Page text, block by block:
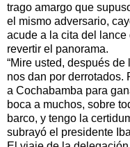
trago amargo que
el mismo adversario,
acude a la cita del
revertir el panorama.
“Mire usted, después
nos dan por derrotados.
a Cochabamba para
boca a muchos, sobre
barco, y tengo la
subrayó el presidente